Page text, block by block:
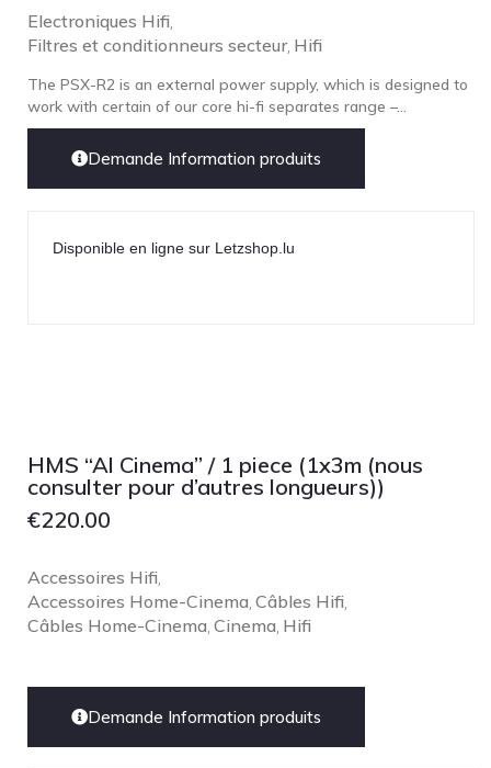
Electroniques Hifi
Filtres et conditionneurs secteur, Hifi
The PSX-R2 is an external power supply, which is designed to
work with certain of our core hi-fi separates range –...
Demande Information produits
Disponible en ligne sur Letzshop.lu
HMS “Al Cinema” / 1 piece (1x3m (nous
consulter pour d’autres longueurs))
€220.00
Accessoires Hifi
Accessoires Home-Cinema Câbles Hifi
Câbles Home-Cinema Cinema Hifi
Demande Information produits